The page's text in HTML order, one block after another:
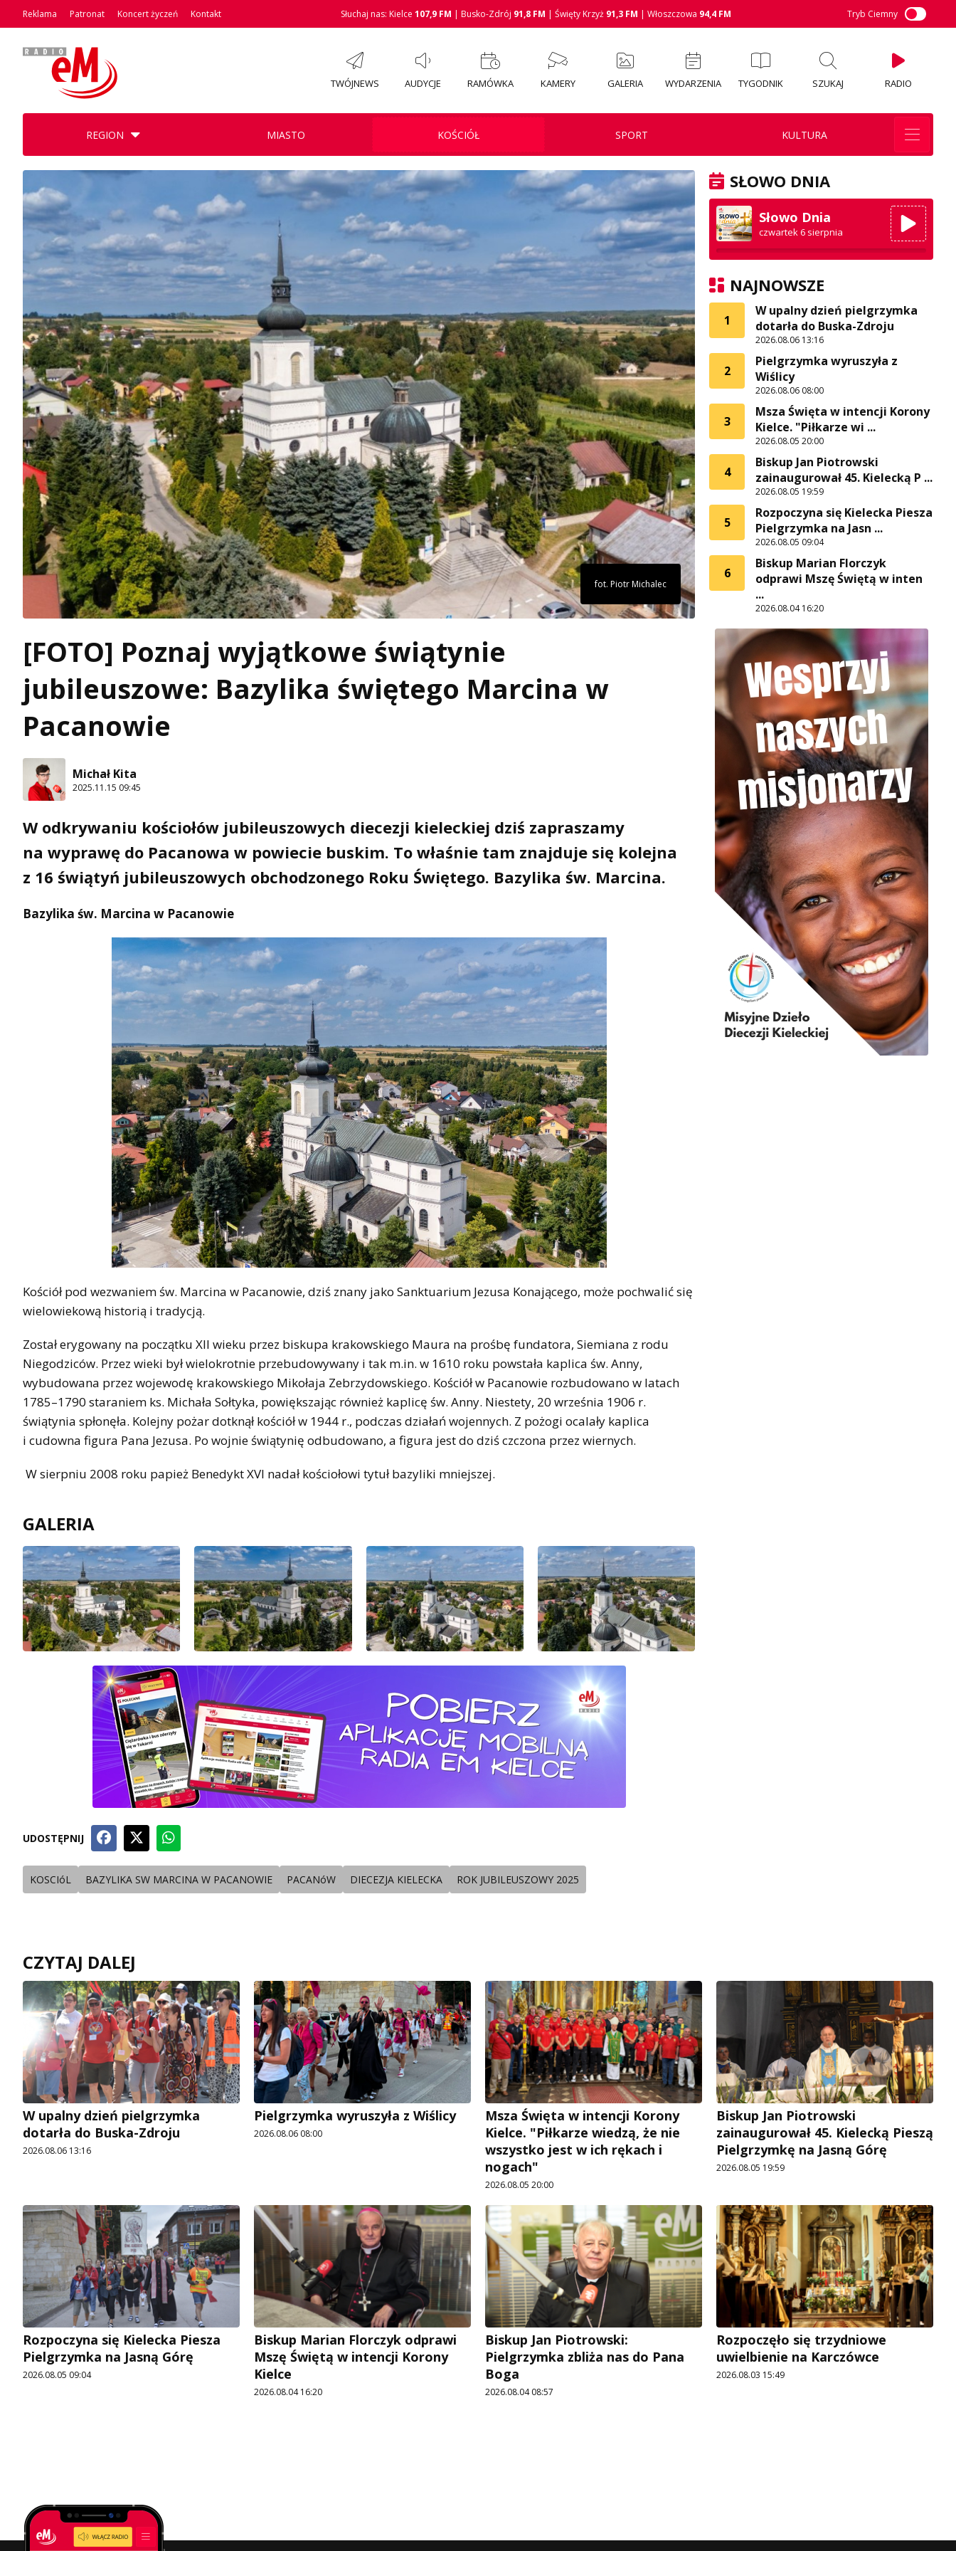
Reklama Patronat Koncert życzeń Kontakt Słuchaj nas: Kielce 107,9 FM | Busko-Zdrój 91,8 FM | Święty Krzyż 91,3 FM | Włoszczowa 94,4 FM Tryb Ciemny
TWÓJNEWS AUDYCJE RAMÓWKA KAMERY GALERIA WYDARZENIA TYGODNIK SZUKAJ RADIO
REGION MIASTO KOŚCIÓŁ SPORT KULTURA
fot. Piotr Michalec
[FOTO] Poznaj wyjątkowe świątynie
jubileuszowe: Bazylika świętego Marcina w
Pacanowie
Michał Kita
2025.11.15 09:45
W odkrywaniu kościołów jubileuszowych diecezji kieleckiej dziś zapraszamy
na wyprawę do Pacanowa w powiecie buskim. To właśnie tam znajduje się kolejna
z 16 świątyń jubileuszowych obchodzonego Roku Świętego. Bazylika św. Marcina.
Bazylika św. Marcina w Pacanowie
Kościół pod wezwaniem św. Marcina w Pacanowie, dziś znany jako Sanktuarium Jezusa Konającego, może pochwalić się
wielowiekową historią i tradycją.
Został erygowany na początku XII wieku przez biskupa krakowskiego Maura na prośbę fundatora, Siemiana z rodu
Niegodziców. Przez wieki był wielokrotnie przebudowywany i tak m.in. w 1610 roku powstała kaplica św. Anny,
wybudowana przez wojewodę krakowskiego Mikołaja Zebrzydowskiego. Kościół w Pacanowie rozbudowano w latach
1785–1790 staraniem ks. Michała Sołtyka, powiększając również kaplicę św. Anny. Niestety, 20 września 1906 r.
świątynia spłonęła. Kolejny pożar dotknął kościół w 1944 r., podczas działań wojennych. Z pożogi ocalały kaplica
i cudowna figura Pana Jezusa. Po wojnie świątynię odbudowano, a figura jest do dziś czczona przez wiernych.
W sierpniu 2008 roku papież Benedykt XVI nadał kościołowi tytuł bazyliki mniejszej.
GALERIA
UDOSTĘPNIJ
KOSCIóL BAZYLIKA SW MARCINA W PACANOWIE PACANóW DIECEZJA KIELECKA ROK JUBILEUSZOWY 2025
SŁOWO DNIA
Słowo Dnia
czwartek 6 sierpnia
NAJNOWSZE
1
W upalny dzień pielgrzymka
dotarła do Buska-Zdroju
2026.08.06 13:16
2
Pielgrzymka wyruszyła z
Wiślicy
2026.08.06 08:00
3
Msza Święta w intencji Korony
Kielce. "Piłkarze wi ...
2026.08.05 20:00
4
Biskup Jan Piotrowski
zainaugurował 45. Kielecką P ...
2026.08.05 19:59
5
Rozpoczyna się Kielecka Piesza
Pielgrzymka na Jasn ...
2026.08.05 09:04
6
Biskup Marian Florczyk
odprawi Mszę Świętą w inten
...
2026.08.04 16:20
CZYTAJ DALEJ
W upalny dzień pielgrzymka
dotarła do Buska-Zdroju
2026.08.06 13:16
Pielgrzymka wyruszyła z Wiślicy
2026.08.06 08:00
Msza Święta w intencji Korony
Kielce. "Piłkarze wiedzą, że nie
wszystko jest w ich rękach i
nogach"
2026.08.05 20:00
Biskup Jan Piotrowski
zainaugurował 45. Kielecką Pieszą
Pielgrzymkę na Jasną Górę
2026.08.05 19:59
Rozpoczyna się Kielecka Piesza
Pielgrzymka na Jasną Górę
2026.08.05 09:04
Biskup Marian Florczyk odprawi
Mszę Świętą w intencji Korony
Kielce
2026.08.04 16:20
Biskup Jan Piotrowski:
Pielgrzymka zbliża nas do Pana
Boga
2026.08.04 08:57
Rozpoczęło się trzydniowe
uwielbienie na Karczówce
2026.08.03 15:49